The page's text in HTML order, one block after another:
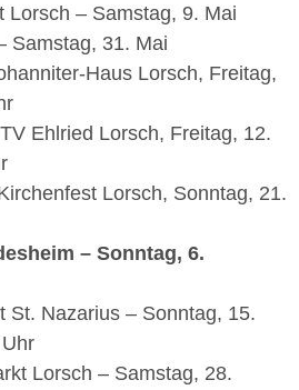
Lorsch – Samstag, 9. Mai
Samstag, 31. Mai
Haus Lorsch, Freitag,
Ehlried Lorsch, Freitag, 12.
Lorsch, Sonntag, 21.
– Sonntag, 6.
St. Nazarius – Sonntag, 15.
Lorsch – Samstag, 28.